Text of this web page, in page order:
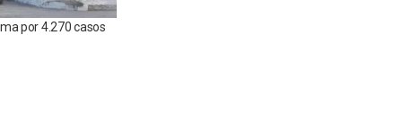
por 4.270 casos